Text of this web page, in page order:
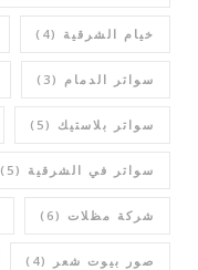
خيام الشرقية (4)
سواتر الدمام (3)
سواتر بلاستيك (5)
سواتر في الشرقية (5)
شركة مظلات (6)
صور بيوت شعر (4)